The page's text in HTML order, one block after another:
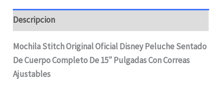
Descripcion
Mochila Stitch Original Oficial Disney Peluche Sentado
De Cuerpo Completo De 15″ Pulgadas Con Correas
Ajustables